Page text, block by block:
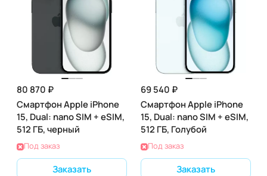
80 870 ₽
Смартфон Apple iPhone
15, Dual: nano SIM + eSIM,
512 ГБ, черный
Под заказ
Заказать
69 540 ₽
Смартфон Apple iPhone
15, Dual: nano SIM + eSIM,
512 ГБ, Голубой
Под заказ
Заказать